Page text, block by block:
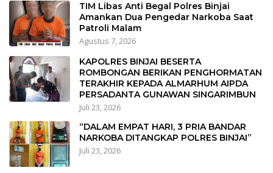
TIM Libas Anti Begal Polres Binjai
Amankan Dua Pengedar Narkoba Saat
Patroli Malam
Agustus 7, 2026
KAPOLRES BINJAI BESERTA
ROMBONGAN BERIKAN PENGHORMATAN
TERAKHIR KEPADA ALMARHUM AIPDA
PERSADANTA GUNAWAN SINGARIMBUN
Juli 23, 2026
“DALAM EMPAT HARI, 3 PRIA BANDAR
NARKOBA DITANGKAP POLRES BINJAI”
Juli 23, 2026